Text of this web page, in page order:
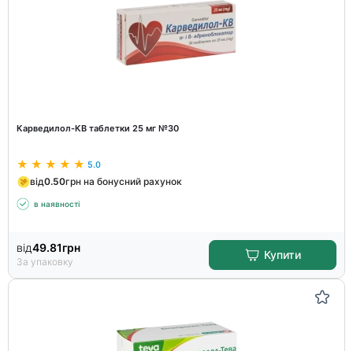
Карведилол-КВ таблетки 25 мг №30
5.0
від0.50грн на бонусний рахунок
в наявності
від49.81грн
За упаковку
Купити